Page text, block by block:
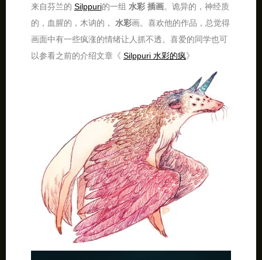
来自芬兰的 Silppuri的一组 水彩 插画。诡异的，神经质
的，血腥的，木讷的， 水彩画。喜欢他的作品，总觉得
画面中有一些疯涨的情绪让人抓不透。喜爱的同学也可
以参看之前的介绍文章《 Silppuri 水彩的疯》